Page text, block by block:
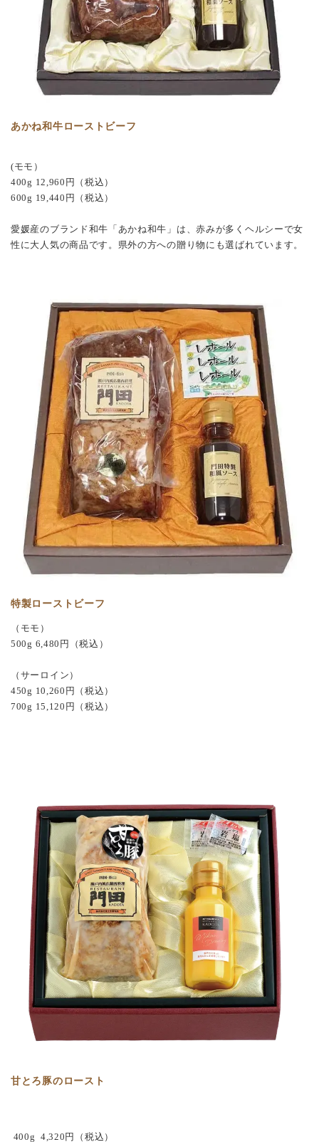
あかね和牛ローストビーフ
(モモ）
400g 12,960円（税込）
600g 19,440円（税込）
愛媛産のブランド和牛「あかね和牛」は、赤みが多くヘルシーで女
性に大人気の商品です。県外の方への贈り物にも選ばれています。
特製ローストビーフ
（モモ）
500g 6,480円（税込）
（サーロイン）
450g 10,260円（税込）
700g 15,120円（税込）
甘とろ豚のロースト
400g 4,320円（税込）